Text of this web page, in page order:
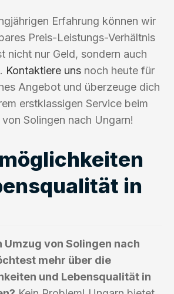
Erfahrung können wir
Preis-Leistungs-Verhältnis
nicht nur Geld, sondern auch
Kontaktiere uns noch heute für
Angebot und überzeuge dich
erstklassigen Service beim
Solingen nach Ungarn!
in
Umzug von Solingen nach
mehr über die
und Lebensqualität in